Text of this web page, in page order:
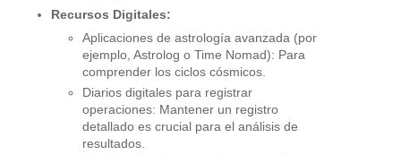
Recursos Digitales:
Aplicaciones de astrología avanzada (por
ejemplo, Astrolog o Time Nomad): Para
comprender los ciclos cósmicos.
Diarios digitales para registrar
operaciones: Mantener un registro
detallado es crucial para el análisis de
resultados.